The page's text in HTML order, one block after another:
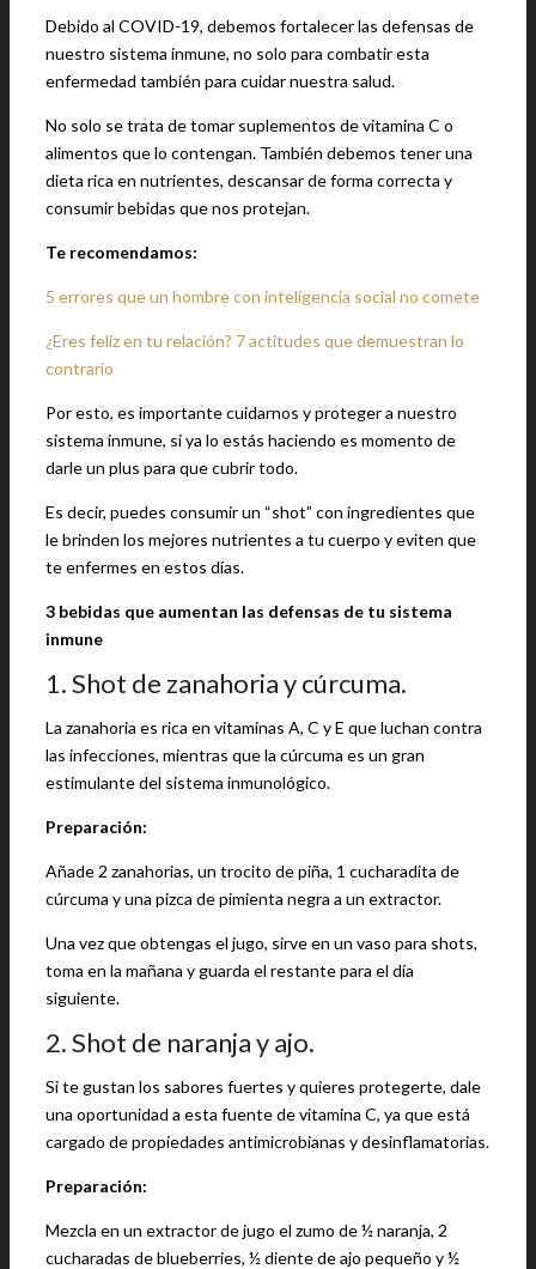
Debido al COVID-19, debemos fortalecer las defensas de
nuestro sistema inmune, no solo para combatir esta
enfermedad también para cuidar nuestra salud.
No solo se trata de tomar suplementos de vitamina C o
alimentos que lo contengan. También debemos tener una
dieta rica en nutrientes, descansar de forma correcta y
consumir bebidas que nos protejan.
Te recomendamos:
5 errores que un hombre con inteligencia social no comete
¿Eres feliz en tu relación? 7 actitudes que demuestran lo
contrario
Por esto, es importante cuidarnos y proteger a nuestro
sistema inmune, si ya lo estás haciendo es momento de
darle un plus para que cubrir todo.
Es decir, puedes consumir un “shot” con ingredientes que
le brinden los mejores nutrientes a tu cuerpo y eviten que
te enfermes en estos días.
3 bebidas que aumentan las defensas de tu sistema
inmune
1. Shot de zanahoria y cúrcuma.
La zanahoria es rica en vitaminas A, C y E que luchan contra
las infecciones, mientras que la cúrcuma es un gran
estimulante del sistema inmunológico.
Preparación:
Añade 2 zanahorias, un trocito de piña, 1 cucharadita de
cúrcuma y una pizca de pimienta negra a un extractor.
Una vez que obtengas el jugo, sirve en un vaso para shots,
toma en la mañana y guarda el restante para el día
siguiente.
2. Shot de naranja y ajo.
Si te gustan los sabores fuertes y quieres protegerte, dale
una oportunidad a esta fuente de vitamina C, ya que está
cargado de propiedades antimicrobianas y desinflamatorias.
Preparación:
Mezcla en un extractor de jugo el zumo de ½ naranja, 2
cucharadas de blueberries, ½ diente de ajo pequeño y ½